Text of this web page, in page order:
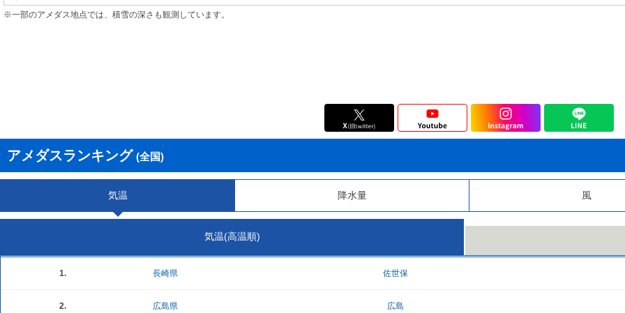
※一部のアメダス地点では、積雪の深さも観測しています。
アメダスランキング (全国)
気温 降水量 風
気温(高温順)
1. 長崎県 佐世保
2. 広島県 広島